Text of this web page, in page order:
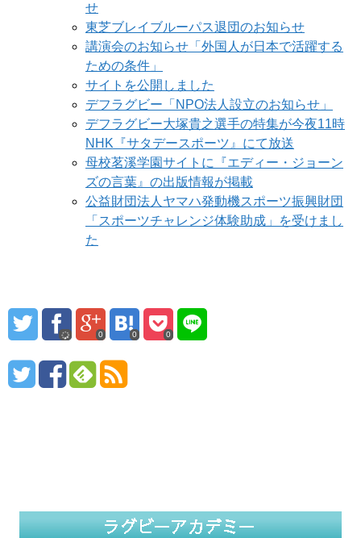
せ
東芝ブレイブルーパス退団のお知らせ
講演会のお知らせ「外国人が日本で活躍する
ための条件」
サイトを公開しました
デフラグビー「NPO法人設立のお知らせ」
デフラグビー大塚貴之選手の特集が今夜11時
NHK『サタデースポーツ』にて放送
母校茗溪学園サイトに『エディー・ジョーン
ズの言葉』の出版情報が掲載
公益財団法人ヤマハ発動機スポーツ振興財団
「スポーツチャレンジ体験助成」を受けまし
た
0 0 0